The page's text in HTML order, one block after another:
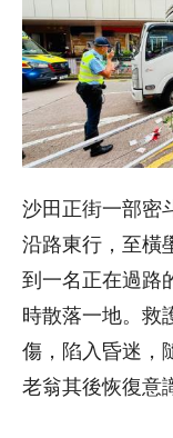
沙田正街一部密
沿路東行，至橫
到一名正在過路
時散落一地。救
傷，陷入昏迷，
老翁其後恢復意